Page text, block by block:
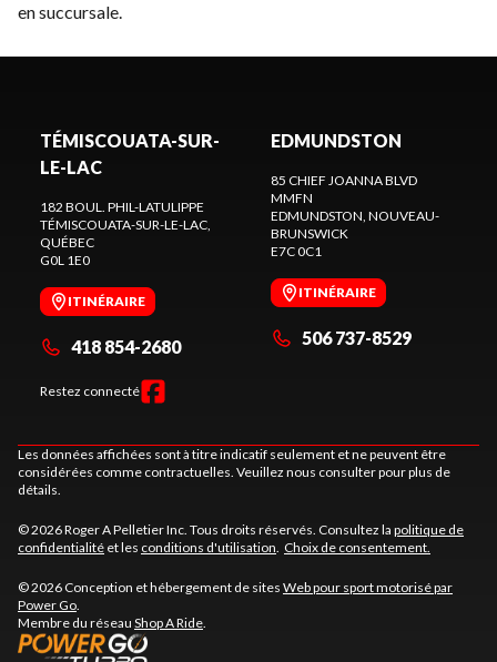
en succursale.
TÉMISCOUATA-SUR-
LE-LAC
182 BOUL. PHIL-LATULIPPE
TÉMISCOUATA-SUR-LE-LAC
QUÉBEC
G0L 1E0
ITINÉRAIRE
418 854-2680
Restez connecté
EDMUNDSTON
85 CHIEF JOANNA BLVD
MMFN
EDMUNDSTON , NOUVEAU-
BRUNSWICK
E7C 0C1
ITINÉRAIRE
506 737-8529
Les données affichées sont à titre indicatif seulement et ne peuvent être
considérées comme contractuelles. Veuillez nous consulter pour plus de
détails.
© 2026 Roger A Pelletier Inc. Tous droits réservés. Consultez la politique de
confidentialité et les conditions d'utilisation Choix de consentement.
© 2026 Conception et hébergement de sites Web pour sport motorisé par
Power Go
Membre du réseau Shop A Ride